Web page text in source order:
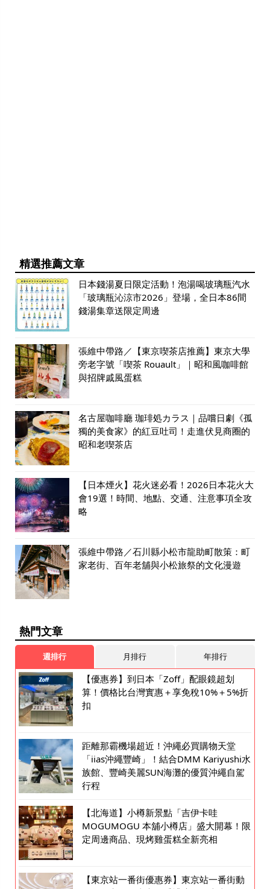
精選推薦文章
日本錢湯夏日限定活動！泡湯喝玻璃瓶汽水
「玻璃瓶沁涼市2026」登場，全日本86間
錢湯集章送限定周邊
張維中帶路／【東京喫茶店推薦】東京大學
旁老字號「喫茶 Rouault」｜昭和風咖啡館
與招牌戚風蛋糕
名古屋咖啡廳 珈琲処カラス｜品嚐日劇《孤
獨的美食家》的紅豆吐司！走進伏見商圈的
昭和老喫茶店
【日本煙火】花火迷必看！2026日本花火大
會19選！時間、地點、交通、注意事項全攻
略
張維中帶路／石川縣小松市龍助町散策：町
家老街、百年老舖與小松旅祭的文化漫遊
熱門文章
週排行 月排行 年排行
【優惠券】到日本「Zoff」配眼鏡超划
算！價格比台灣實惠＋享免稅10%＋5%折
扣
距離那霸機場超近！沖繩必買購物天堂
「iias沖繩豐崎」！結合DMM Kariyushi水
族館、豐崎美麗SUN海灘的優質沖繩自駕
行程
【北海道】小樽新景點「吉伊卡哇
MOGUMOGU 本舖小樽店」盛大開幕！限
定周邊商品、現烤雞蛋糕全新亮相
【東京站一番街優惠券】東京站一番街動